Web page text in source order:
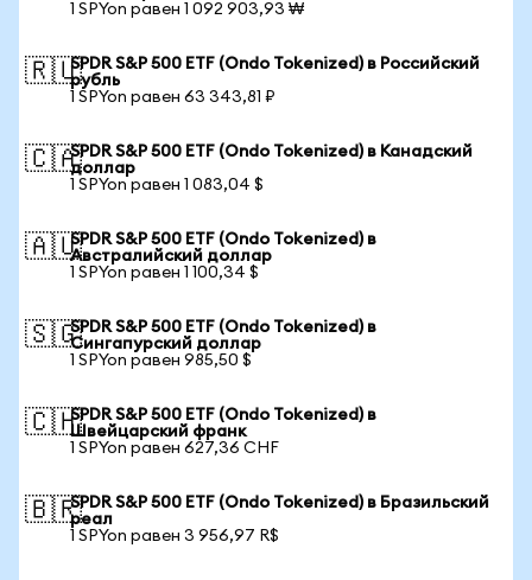
1 SPYon равен 1 092 903,93 ₩
🇷🇺SPDR S&P 500 ETF (Ondo Tokenized) в Российский
рубль
1 SPYon равен 63 343,81 ₽
🇨🇦SPDR S&P 500 ETF (Ondo Tokenized) в Канадский
доллар
1 SPYon равен 1 083,04 $
🇦🇺SPDR S&P 500 ETF (Ondo Tokenized) в
Австралийский доллар
1 SPYon равен 1 100,34 $
🇸🇬SPDR S&P 500 ETF (Ondo Tokenized) в
Сингапурский доллар
1 SPYon равен 985,50 $
🇨🇭SPDR S&P 500 ETF (Ondo Tokenized) в
Швейцарский франк
1 SPYon равен 627,36 CHF
🇧🇷SPDR S&P 500 ETF (Ondo Tokenized) в Бразильский
реал
1 SPYon равен 3 956,97 R$